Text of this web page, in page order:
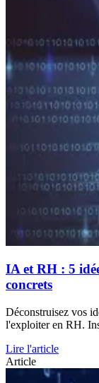
IA et RH : 5
concrets
Déconstruisez vos
l'exploiter en RH.
Lire l'article
Article